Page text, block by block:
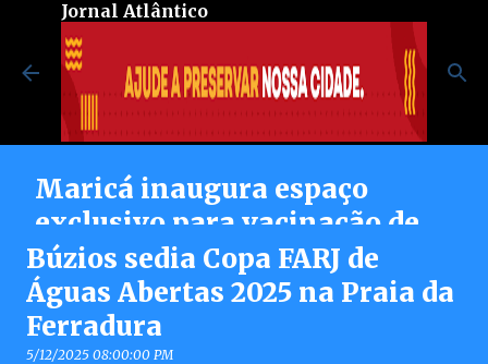
Pular para o conteúdo principal
Jornal Atlântico
Maricá inaugura espaço
exclusivo para vacinação de
pessoas autistas no Centro de
Vacinação Integrada
8/07/2026 08:37:00 PM
0
Búzios sedia Copa FARJ de
Águas Abertas 2025 na Praia da
Ferradura
5/12/2025 08:00:00 PM